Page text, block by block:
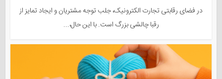
در فضای رقابتی تجارت الکترونیک، جلب توجه مشتریان و ایجاد تمایز از
رقبا چالشی بزرگ است. با این حال،...